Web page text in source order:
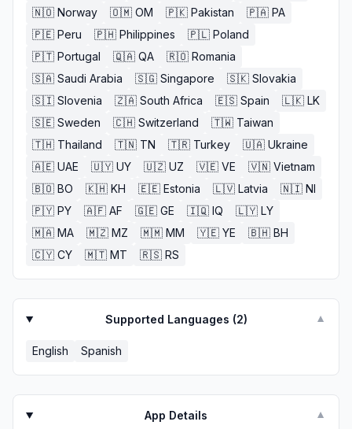
🇳🇴 Norway 🇴🇲 OM 🇵🇰 Pakistan 🇵🇦 PA
🇵🇪 Peru 🇵🇭 Philippines 🇵🇱 Poland
🇵🇹 Portugal 🇶🇦 QA 🇷🇴 Romania
🇸🇦 Saudi Arabia 🇸🇬 Singapore 🇸🇰 Slovakia
🇸🇮 Slovenia 🇿🇦 South Africa 🇪🇸 Spain 🇱🇰 LK
🇸🇪 Sweden 🇨🇭 Switzerland 🇹🇼 Taiwan
🇹🇭 Thailand 🇹🇳 TN 🇹🇷 Turkey 🇺🇦 Ukraine
🇦🇪 UAE 🇺🇾 UY 🇺🇿 UZ 🇻🇪 VE 🇻🇳 Vietnam
🇧🇴 BO 🇰🇭 KH 🇪🇪 Estonia 🇱🇻 Latvia 🇳🇮 NI
🇵🇾 PY 🇦🇫 AF 🇬🇪 GE 🇮🇶 IQ 🇱🇾 LY
🇲🇦 MA 🇲🇿 MZ 🇲🇲 MM 🇾🇪 YE 🇧🇭 BH
🇨🇾 CY 🇲🇹 MT 🇷🇸 RS
Supported Languages (2) ▼
English Spanish
App Details ▼